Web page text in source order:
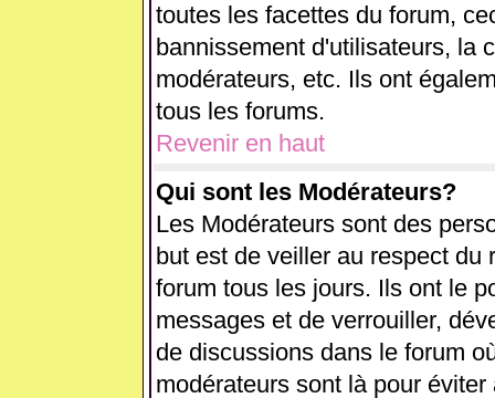
toutes les facettes du forum,
bannissement d'utilisateurs, la
modérateurs, etc. Ils ont
tous les forums.
Revenir en haut
Qui sont les Modérateurs?
Les Modérateurs sont des
but est de veiller au respect du
forum tous les jours. Ils ont le
messages et de verrouiller,
de discussions dans le forum
modérateurs sont là pour